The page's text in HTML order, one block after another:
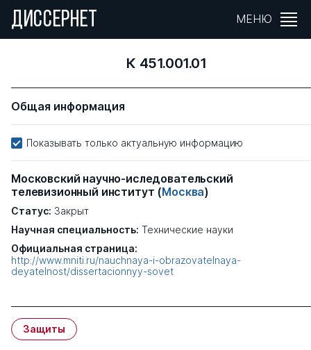
ДИССЕРНЕТ МЕНЮ
К 451.001.01
Общая информация
Показывать только актуальную информацию
Московский научно-иследовательский
телевизионный институт (Москва)
Статус: Закрыт
Научная специальность: Технические науки
Официальная страница:
http://www.mniti.ru/nauchnaya-i-obrazovatelnaya-
deyatelnost/dissertacionnyy-sovet
Защиты